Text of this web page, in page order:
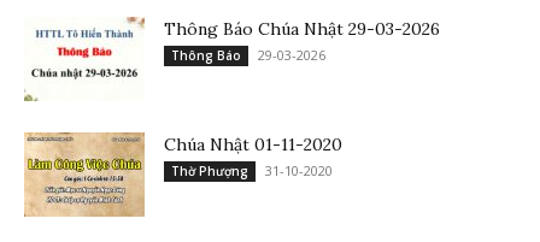
Thông Báo Chúa Nhật 29-03-2026
Thông Báo 29-03-2026
Chúa Nhật 01-11-2020
Thờ Phượng 31-10-2020